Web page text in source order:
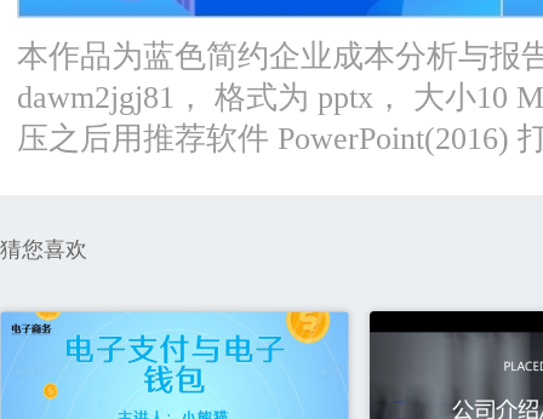
本作品为蓝色简约企业成本分析与报
dawm2jgj81， 格式为 pptx， 大小10
压之后用推荐软件 PowerPoint(2016)
猜您喜欢